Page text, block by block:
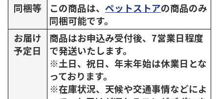
同梱等
この商品は、 ペットストアの商品のみ
同梱可能です。
お届け
予定日
商品はお申込み受付後、7営業日程度
で発送いたします。
※土日、祝日、年末年始は休業日とな
っております。
※在庫状況、天候や交通事情などによ